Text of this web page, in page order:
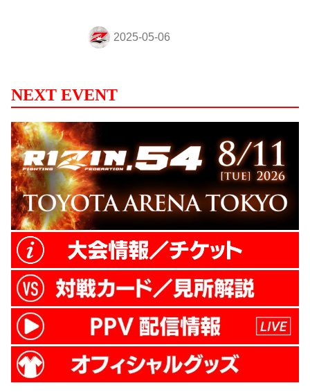
向けてまた作り直していきたい」 ーー試合
後の率直な感想をお聞かせいただけます
も言いましたけど、ちょっと自分の前の
（ヘビー級GPの）2試合が判定で、試合前
の自分でも、会場がちょっとシンとしてい
るのが伝わったので、盛り上がる試合はで
きたかな、ということで嬉しい気持ちと、
このふたつかなと思います。 ーー日頃から
練習もともにしてきた仲間のシビサイ選手
と今...
NEXT EVENT